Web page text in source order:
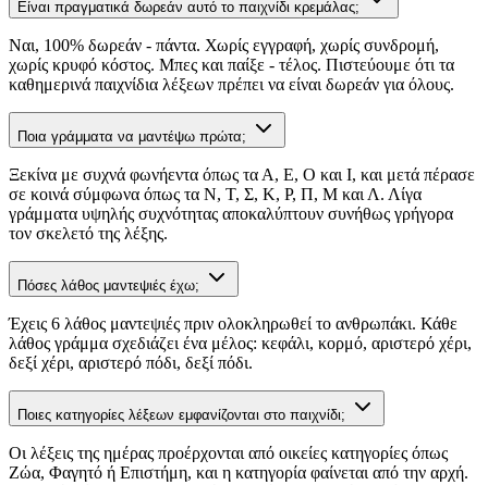
Είναι πραγματικά δωρεάν αυτό το παιχνίδι κρεμάλας;
Ναι, 100% δωρεάν - πάντα. Χωρίς εγγραφή, χωρίς συνδρομή,
χωρίς κρυφό κόστος. Μπες και παίξε - τέλος. Πιστεύουμε ότι τα
καθημερινά παιχνίδια λέξεων πρέπει να είναι δωρεάν για όλους.
Ποια γράμματα να μαντέψω πρώτα;
Ξεκίνα με συχνά φωνήεντα όπως τα Α, Ε, Ο και Ι, και μετά πέρασε
σε κοινά σύμφωνα όπως τα Ν, Τ, Σ, Κ, Ρ, Π, Μ και Λ. Λίγα
γράμματα υψηλής συχνότητας αποκαλύπτουν συνήθως γρήγορα
τον σκελετό της λέξης.
Πόσες λάθος μαντεψιές έχω;
Έχεις 6 λάθος μαντεψιές πριν ολοκληρωθεί το ανθρωπάκι. Κάθε
λάθος γράμμα σχεδιάζει ένα μέλος: κεφάλι, κορμό, αριστερό χέρι,
δεξί χέρι, αριστερό πόδι, δεξί πόδι.
Ποιες κατηγορίες λέξεων εμφανίζονται στο παιχνίδι;
Οι λέξεις της ημέρας προέρχονται από οικείες κατηγορίες όπως
Ζώα, Φαγητό ή Επιστήμη, και η κατηγορία φαίνεται από την αρχή.